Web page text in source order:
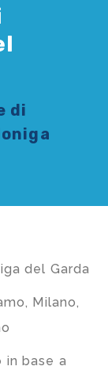
di
del Garda
Milano,
in base a